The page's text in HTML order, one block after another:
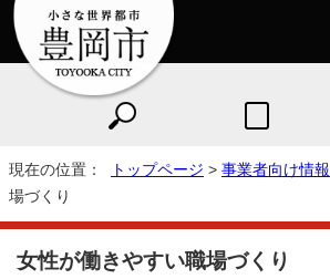
現在の位置： トップページ > 事業者向け情報
場づくり
女性が働きやすい職場づくり